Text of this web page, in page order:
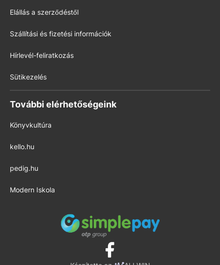
Elállás a szerződéstől
Szállítási és fizetési információk
Hírlevél-feliratkozás
Sütikezelés
További elérhetőségeink
Könyvkultúra
kello.hu
pedig.hu
Modern Iskola